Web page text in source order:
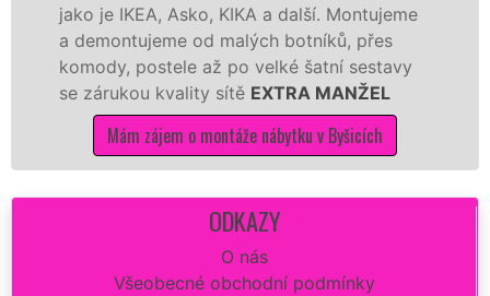
Asko, KIKA a další. Montujeme
od malých botníků, přes
postele až po velké šatní sestavy
kvality sítěEXTRA MANŽEL
zájem o montáže nábytku v Byšicích
výrobců.
manželé
ODKAZY
O nás
Všeobecné obchodní podmínky